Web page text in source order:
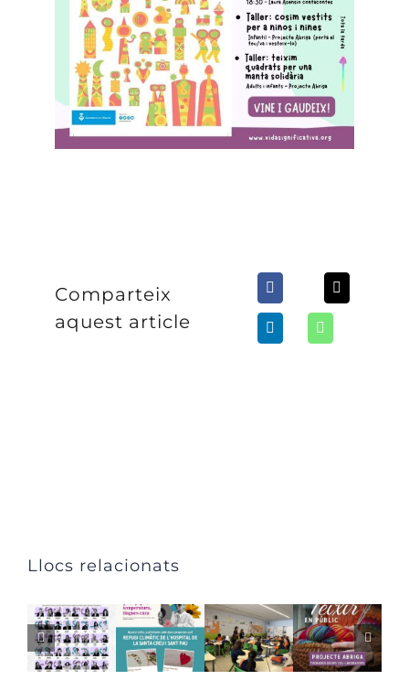
Comparteix
aquest article
Llocs relacionats
Arrenca
Edició
d’Escriptores
i
Colaboración
Refugio
Climático
de
corazones
que
entiendes
Mundial
de
Tejer